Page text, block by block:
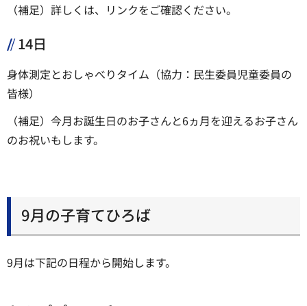
（補足）詳しくは、リンクをご確認ください。
14日
身体測定とおしゃべりタイム（協力：民生委員児童委員の
皆様）
（補足）今月お誕生日のお子さんと6ヵ月を迎えるお子さん
のお祝いもします。
9月の子育てひろば
9月は下記の日程から開始します。